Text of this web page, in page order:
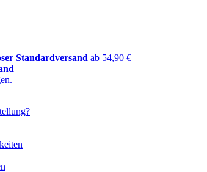
Standardversand ab 54,90 €